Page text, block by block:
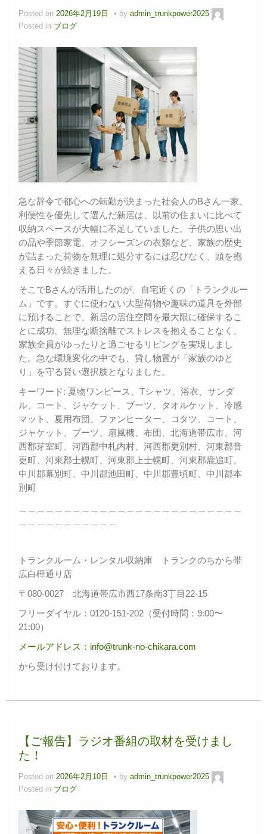
Posted on 2026年2月19日 by admin_trunkpower2025
Posted in ブログ
急な辞令で都心への転勤が決まった社会人のBさん一家。
利便性を優先して選んだ新居は、以前の住まいに比べて
収納スペースが大幅に不足していました。子供の思い出
の品や季節家電、オフシーズンの衣類など、家族の歴史
が詰まった荷物を無理に処分するには忍びなく、頭を抱
える日々が続きました。
そこでBさんが活用したのが、自宅近くの「トランクルー
ム」です。すぐに使わない大型荷物や趣味の道具を外部
に預けることで、新居の居住空間を最大限に確保するこ
とに成功。無理な断捨離でストレスを抱えることなく、
家族全員がゆったりと過ごせるリビングを実現しまし
た。急な環境変化の中でも、貸し物置が「家族のゆと
り」を守る賢い選択肢となりました。
キーワード: 夏物ワンピース、Tシャツ、浴衣、サンダ
ル、コート、ジャケット、ブーツ、タオルケット、冷感
マット、夏用布団、ファンヒーター、コタツ、コート、
ジャケット、ブーツ、扇風機、布団、北海道帯広市、河
西郡芽室町、河西郡中札内村、河西郡更別村、河東郡音
更町、河東郡士幌町、河東郡上士幌町、河東郡鹿追町、
中川郡幕別町、中川郡池田町、中川郡豊頃町、中川郡本
別町
トランクルーム・レンタル収納庫 トランクのちから帯
広白樺通り店
〒080-0027 北海道帯広市西17条南3丁目22-15
フリーダイヤル：0120-151-202（受付時間：9:00〜
21:00）
メールアドレス：info@trunk-no-chikara.com
から受け付けております。
【ご報告】ラジオ番組の取材を受けまし
た！
Posted on 2026年2月10日 by admin_trunkpower2025
Posted in ブログ